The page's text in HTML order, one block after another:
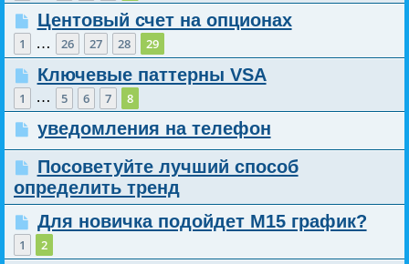
Центовый счет на опционах
1 … 26 27 28 29
Ключевые паттерны VSA
1 … 5 6 7 8
уведомления на телефон
Посоветуйте лучший способ
определить тренд
Для новичка подойдет М15 график?
1 2